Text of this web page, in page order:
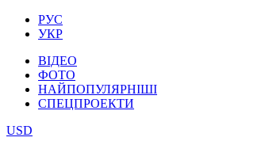
РУС
УКР
ВІДЕО
ФОТО
НАЙПОПУЛЯРНІШІ
СПЕЦПРОЕКТИ
USD